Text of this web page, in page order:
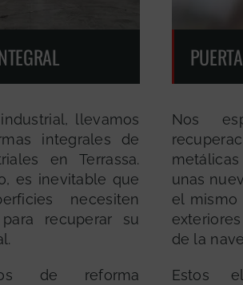
llevamos
integrales de
en Terrassa.
es inevitable que
necesiten
recuperar su
de reforma
Nos
unas
el mismo
de la
Estos